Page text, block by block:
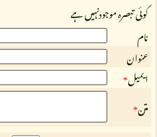
کوئی تبصرہ موجودنہیں ہے
نام
عنوان
ایمیل*
متن*